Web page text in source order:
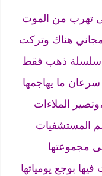
تهرب من الموت
هناك وتركت
سلسلة ذهب فقط
ما يهاجمها
الملاءات
المستشفيات
مجموعتها
بوجع يومياتها